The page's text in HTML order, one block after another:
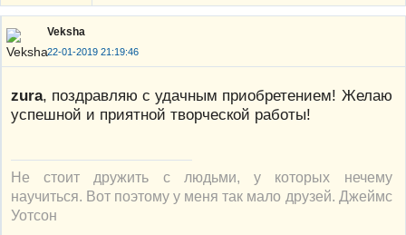
Veksha
22-01-2019 21:19:46
zura, поздравляю с удачным приобретением! Желаю
успешной и приятной творческой работы!
Не стоит дружить с людьми, у которых нечему
научиться. Вот поэтому у меня так мало друзей. Джеймс
Уотсон